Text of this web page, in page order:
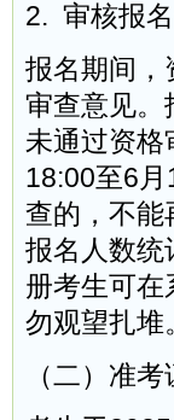
2. 审核报
报名期间，
审查意见。
未通过资格
18:00至6
查的，不能
报名人数统
册考生可在
勿观望扎堆
（二）准